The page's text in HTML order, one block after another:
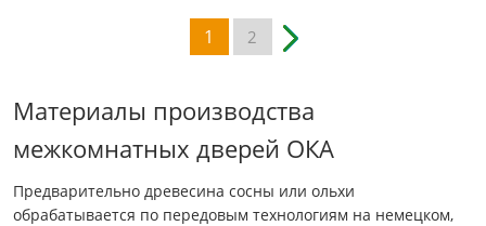
1 2
Материалы производства
межкомнатных дверей ОКА
Предварительно древесина сосны или ольхи
обрабатывается по передовым технологиям на немецком,